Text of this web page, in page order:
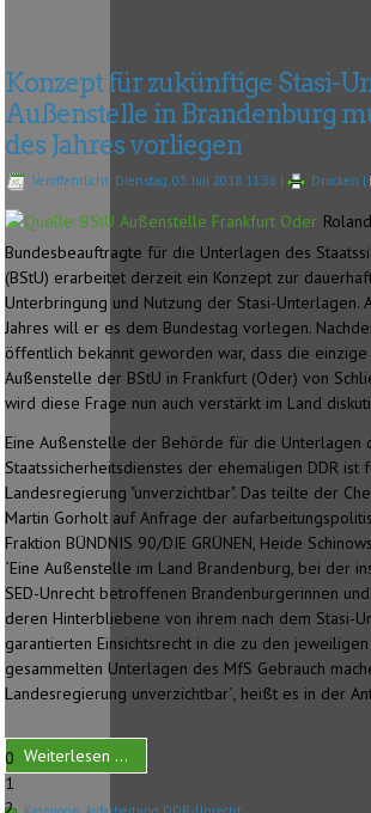
0
1
Konzept für zukünftige Stasi-
Außenstelle in Brandenburg
des Jahres vorliegen
Veröffentlicht: Dienstag, 03. Juli 2018 11:36 | Drucken |
Bundesbeauftragte für die Unterlagen des
(BStU) erarbeitet derzeit ein Konzept zur
Unterbringung und Nutzung der Stasi-Unterlagen.
Jahres will er es dem Bundestag vorlegen.
öffentlich bekannt geworden war, dass die
Außenstelle der BStU in Frankfurt (Oder) von
wird diese Frage nun auch verstärkt im Land
Eine Außenstelle der Behörde für die Unterlagen
Staatssicherheitsdienstes der ehemaligen DDR ist
Landesregierung "unverzichtbar". Das teilte der
Martin Gorholt auf Anfrage der
Fraktion BÜNDNIS 90/DIE GRÜNEN, Heide
`Eine Außenstelle im Land Brandenburg, bei der
SED-Unrecht betroffenen Brandenburgerinnen
deren Hinterbliebene von ihrem nach dem Stasi-
garantierten Einsichtsrecht in die zu den
gesammelten Unterlagen des MfS Gebrauch
Landesregierung unverzichtbar´, heißt es in der
Weiterlesen ...